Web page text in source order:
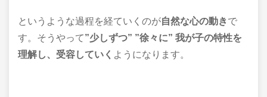
というような過程を経ていくのが自然な心の動きで
す。そうやって”少しずつ” ”徐々に” 我が子の特性を
理解し、受容していく ようになります。